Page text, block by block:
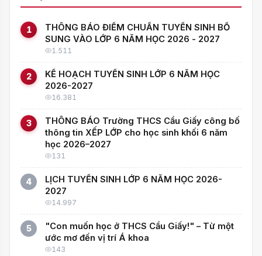
1
THÔNG BÁO ĐIỂM CHUẨN TUYỂN SINH BỔ
SUNG VÀO LỚP 6 NĂM HỌC 2026 - 2027
1.511
2
KẾ HOẠCH TUYỂN SINH LỚP 6 NĂM HỌC
2026-2027
16.381
3
THÔNG BÁO Trường THCS Cầu Giấy công bố
thông tin XẾP LỚP cho học sinh khối 6 năm
học 2026–2027
131
4
LỊCH TUYỂN SINH LỚP 6 NĂM HỌC 2026-
2027
14.997
5
"Con muốn học ở THCS Cầu Giấy!" – Từ một
ước mơ đến vị trí Á khoa
143